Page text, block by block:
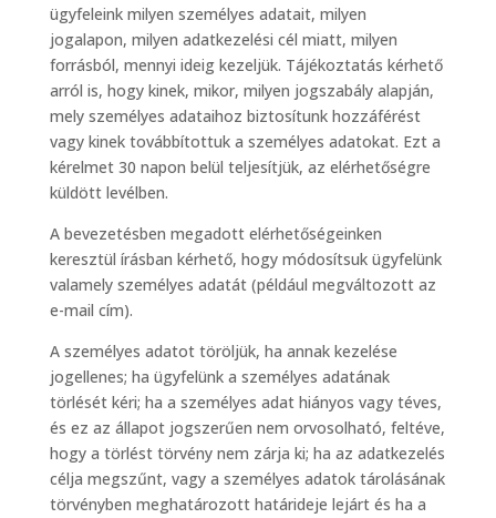
ügyfeleink milyen személyes adatait, milyen
jogalapon, milyen adatkezelési cél miatt, milyen
forrásból, mennyi ideig kezeljük. Tájékoztatás kérhető
arról is, hogy kinek, mikor, milyen jogszabály alapján,
mely személyes adataihoz biztosítunk hozzáférést
vagy kinek továbbítottuk a személyes adatokat. Ezt a
kérelmet 30 napon belül teljesítjük, az elérhetőségre
küldött levélben.
A bevezetésben megadott elérhetőségeinken
keresztül írásban kérhető, hogy módosítsuk ügyfelünk
valamely személyes adatát (például megváltozott az
e-mail cím).
A személyes adatot töröljük, ha annak kezelése
jogellenes; ha ügyfelünk a személyes adatának
törlését kéri; ha a személyes adat hiányos vagy téves,
és ez az állapot jogszerűen nem orvosolható, feltéve,
hogy a törlést törvény nem zárja ki; ha az adatkezelés
célja megszűnt, vagy a személyes adatok tárolásának
törvényben meghatározott határideje lejárt és ha a